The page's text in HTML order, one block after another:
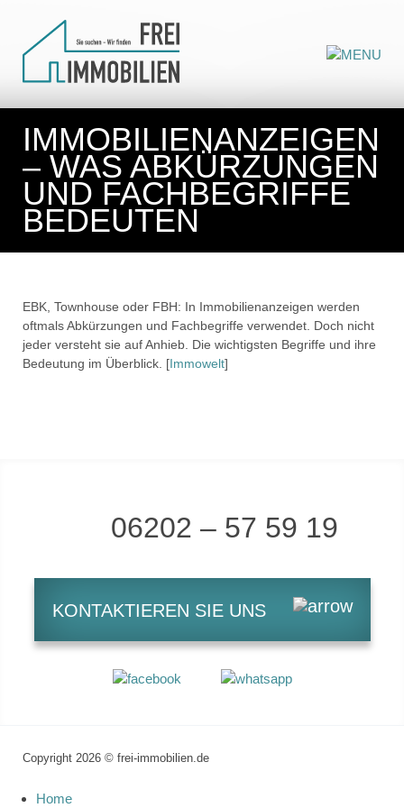
IMMOBILIENANZEIGEN
– WAS ABKÜRZUNGEN
UND FACHBEGRIFFE
BEDEUTEN
EBK, Townhouse oder FBH: In Immobilienanzeigen werden
oftmals Abkürzungen und Fachbegriffe verwendet. Doch nicht
jeder versteht sie auf Anhieb. Die wichtigsten Begriffe und ihre
Bedeutung im Überblick. [Immowelt]
06202 – 57 59 19
KONTAKTIEREN SIE UNS
Copyright 2026 © frei-immobilien.de
Home